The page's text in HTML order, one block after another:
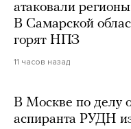
атаковали
В Самарской
горят НПЗ
11 часов назад
В Москве по делу
аспиранта РУДН